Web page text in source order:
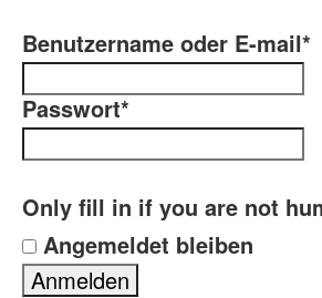
Benutzername oder E-mail*
Passwort*
Only fill in if you are not
Angemeldet bleiben